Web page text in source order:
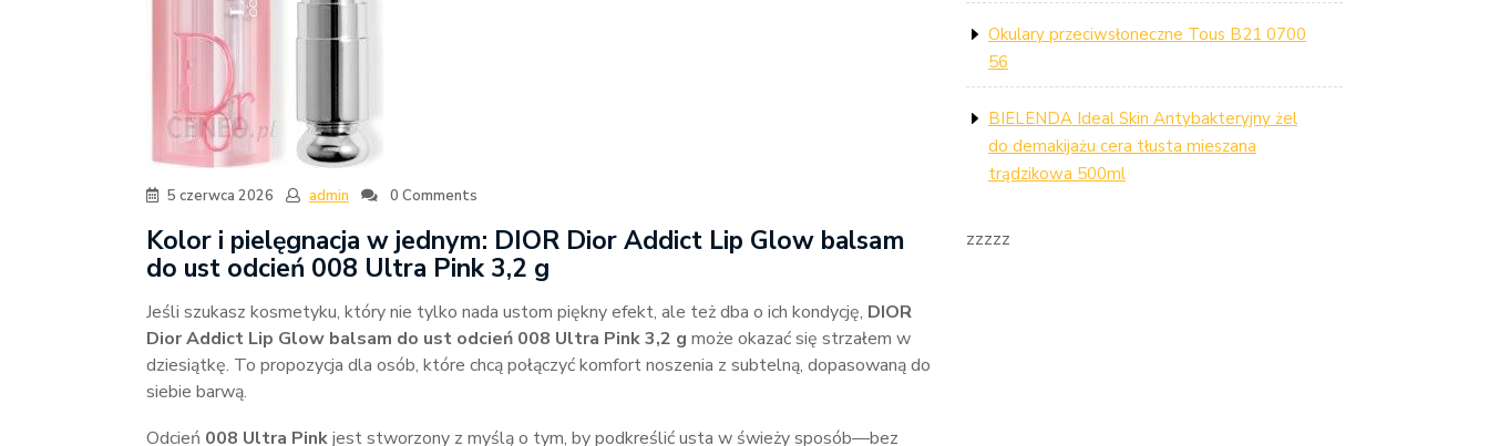
5 czerwca 2026 admin 0 Comments
Kolor i pielęgnacja w jednym: DIOR Dior Addict Lip Glow balsam
do ust odcień 008 Ultra Pink 3,2 g
Jeśli szukasz kosmetyku, który nie tylko nada ustom piękny efekt, ale też dba o ich kondycję, DIOR
Dior Addict Lip Glow balsam do ust odcień 008 Ultra Pink 3,2 g może okazać się strzałem w
dziesiątkę. To propozycja dla osób, które chcą połączyć komfort noszenia z subtelną, dopasowaną do
siebie barwą.
Odcień 008 Ultra Pinkjest stworzony z myślą o tym, by podkreślić usta w świeży sposób—bez
Okulary przeciwsłoneczne Tous B21 0700
56
BIELENDA Ideal Skin Antybakteryjny żel
do demakijażu cera tłusta mieszana
trądzikowa 500ml
zzzzz